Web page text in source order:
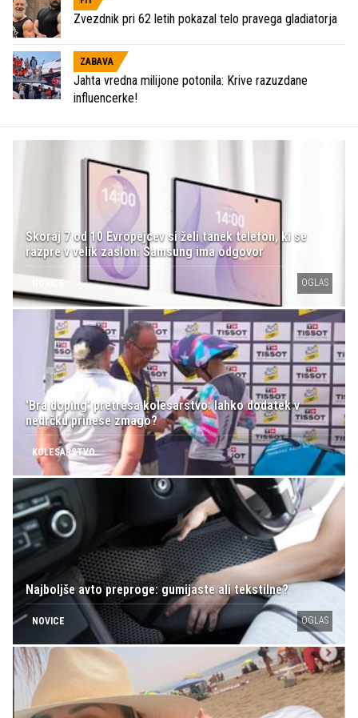
Zvezdnik pri 62 letih pokazal telo pravega gladiatorja
ZABAVA
Jahta vredna milijone potonila: Krive razuzdane
influencerke!
Skoraj 7 od 10 Evropejcev si želi tanek telefon, ki se
razpre v velik zaslon: Samsung ima odgovor
NOVICE OGLAS
'Bra doping' pretresa kolesarstvo: lahko dodatek v
nedrčku prinese zmago?
KOLESARSTVO
Najboljše avto preproge: gumijaste ali tekstilne?
NOVICE OGLAS